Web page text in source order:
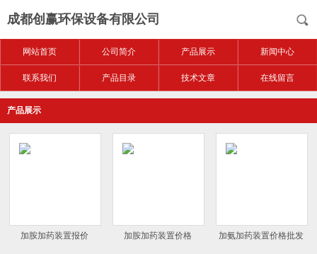
成都创赢环保设备有限公司
网站首页 公司简介 产品展示 新闻中心
联系我们 产品目录 技术文章 在线留言
产品展示
加胺加药装置报价 加胺加药装置价格 加氨加药装置价格批发